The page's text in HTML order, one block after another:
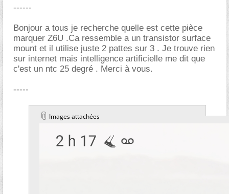
------
Bonjour a tous je recherche quelle est cette pièce
marquer Z6U .Ca ressemble a un transistor surface
mount et il utilise juste 2 pattes sur 3 . Je trouve rien
sur internet mais intelligence artificielle me dit que
c'est un ntc 25 degré . Merci à vous.
-----
Images attachées